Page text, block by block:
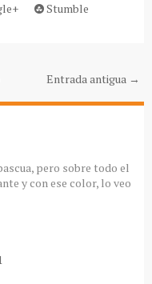
Stumble
Entrada antigua →
pero sobre todo el
y con ese color, lo veo